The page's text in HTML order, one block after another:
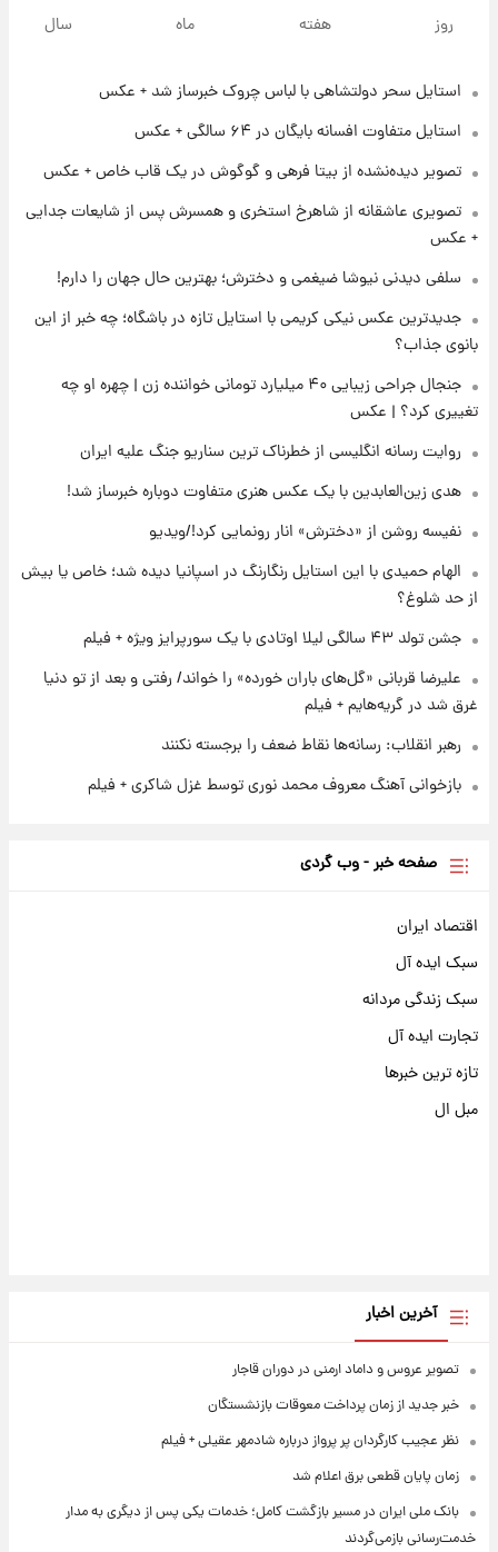
۱۴ ساعت پیش
فال قهوه روزانه یکشنبه ۱۸ مرداد ماه ۱۴۰۵
فال روزانه واقعی یکشنبه ۱۸ مرداد ۱۴۰۵
جدول
لیونل مسی عزادار شد! + جزئیات
روز هفته ماه سال
استایل سحر دولتشاهی با لباس چروک خبرساز شد + عکس
استایل متفاوت افسانه بایگان در ۶۴ سالگی + عکس
تصویر دیده‌نشده از بیتا فرهی و گوگوش در یک قاب خاص + عکس
تصویری عاشقانه از شاهرخ استخری و همسرش پس از شایعات جدایی
+ عکس
سلفی دیدنی نیوشا ضیغمی و دخترش؛ بهترین حال جهان را دارم!
جدیدترین عکس نیکی کریمی با استایل تازه در باشگاه؛ چه خبر از این
بانوی جذاب؟
جنجال جراحی زیبایی ۴۰ میلیارد تومانی خواننده زن | چهره او چه
تغییری کرد؟ | عکس
روایت رسانه انگلیسی از خطرناک ترین سناریو جنگ علیه ایران
هدی زین‌العابدین با یک عکس هنری متفاوت دوباره خبرساز شد!
نفیسه روشن از «دخترش» انار رونمایی کرد!/ویدیو
الهام حمیدی با این استایل رنگارنگ در اسپانیا دیده شد؛ خاص یا بیش
از حد شلوغ؟
جشن تولد ۴۳ سالگی لیلا اوتادی با یک سورپرایز ویژه + فیلم
علیرضا قربانی «گل‌های باران خورده» را خواند/ رفتی و بعد از تو دنیا
غرق شد در گریه‌هایم + فیلم
رهبر انقلاب: رسانه‌ها نقاط ضعف را برجسته نکنند
بازخوانی آهنگ معروف محمد نوری توسط غزل شاکری + فیلم
صفحه خبر - وب گردی
اقتصاد ایران
سبک ایده آل
سبک زندگی مردانه
تجارت ایده آل
تازه ترین خبرها
مبل ال
آخرین اخبار
تصویر عروس و داماد ارمنی در دوران قاجار
خبر جدید از زمان پرداخت معوقات بازنشستگان
نظر عجیب کارگردان پر پرواز درباره شادمهر عقیلی + فیلم
زمان پایان قطعی برق اعلام شد
بانک ملی ایران در مسیر بازگشت کامل؛ خدمات یکی پس از دیگری به مدار
خدمت‌رسانی بازمی‌گردند